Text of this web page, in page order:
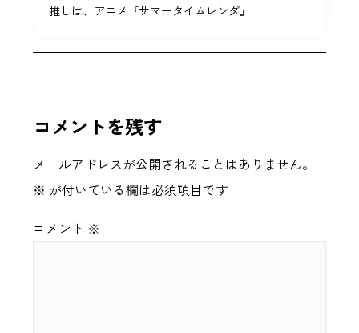
推しは、アニメ『サマータイムレンダ』
コメントを残す
メールアドレスが公開されることはありません。
※ が付いている欄は必須項目です
コメント ※